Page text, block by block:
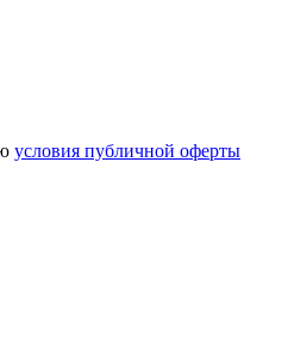
условия публичной оферты